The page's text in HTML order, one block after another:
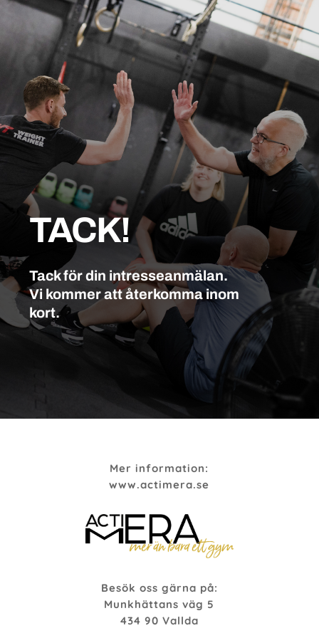
TACK!
Tack för din intresseanmälan.
Vi kommer att återkomma inom
kort.
Mer information:
www.actimera.se
Besök oss gärna på:
Munkhättans väg 5
434 90 Vallda